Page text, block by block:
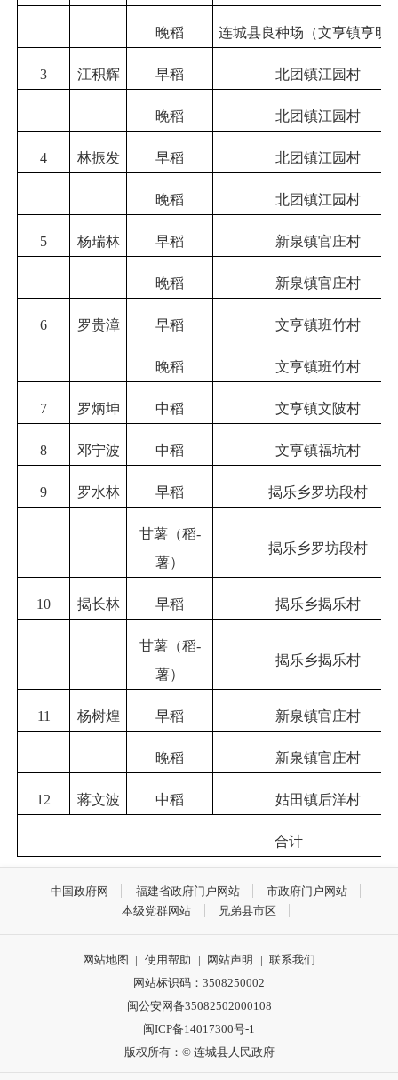
晚稻 连城县良种场（文亨镇亨明
3 江积辉 早稻 北团镇江园村
晚稻 北团镇江园村
4 林振发 早稻 北团镇江园村
晚稻 北团镇江园村
5 杨瑞林 早稻 新泉镇官庄村
晚稻 新泉镇官庄村
6 罗贵漳 早稻 文亨镇班竹村
晚稻 文亨镇班竹村
7 罗炳坤 中稻 文亨镇文陂村
8 邓宁波 中稻 文亨镇福坑村
9 罗水林 早稻 揭乐乡罗坊段村
甘薯（稻-
薯）
揭乐乡罗坊段村
10 揭长林 早稻 揭乐乡揭乐村
甘薯（稻-
薯）
揭乐乡揭乐村
11 杨树煌 早稻 新泉镇官庄村
晚稻 新泉镇官庄村
12 蒋文波 中稻 姑田镇后洋村
合计
中国政府网 福建省政府门户网站
市政府门户网站
本级党群网站
兄弟县市区
网站地图 | 使用帮助 | 网站声明 | 联系我们
网站标识码：3508250002
闽公安网备35082502000108
闽ICP备14017300号-1
版权所有：© 连城县人民政府